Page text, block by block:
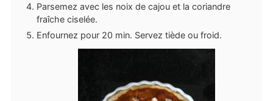
Parsemez avec les noix de cajou et la coriandre
fraîche ciselée.
Enfournez pour 20 min. Servez tiède ou froid.